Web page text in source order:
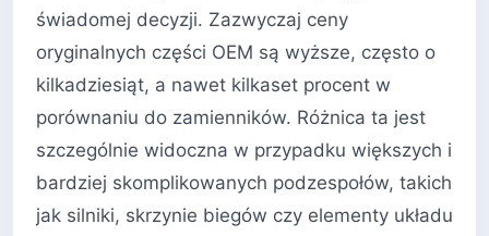
świadomej decyzji. Zazwyczaj ceny
oryginalnych części OEM są wyższe, często o
kilkadziesiąt, a nawet kilkaset procent w
porównaniu do zamienników. Różnica ta jest
szczególnie widoczna w przypadku większych i
bardziej skomplikowanych podzespołów, takich
jak silniki, skrzynie biegów czy elementy układu